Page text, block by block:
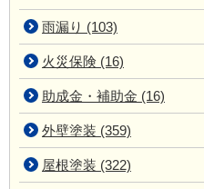
雨漏り (103)
火災保険 (16)
助成金・補助金 (16)
外壁塗装 (359)
屋根塗装 (322)